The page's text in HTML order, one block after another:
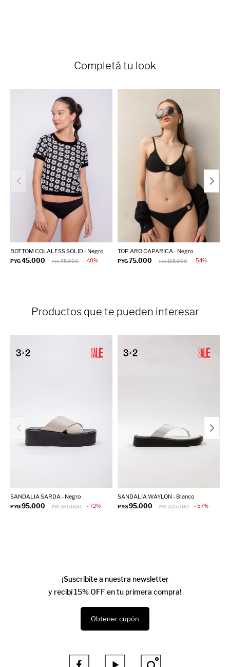
Completá tu look
BOTTOM COLALESS SOLID - Negro
PYG45.000 PYG 75.000 40
TOP ARO CAPARICA - Negro
PYG75.000 PYG 165.000 54
Productos que te pueden interesar
SANDALIA SARDA - Negro
PYG95.000 PYG 345.000 72
SANDALIA WAYLON - Blanco
PYG95.000 PYG 225.000 57
¡Suscribite a nuestra newsletter
y recibí 15% OFF en tu primera compra!
Obtener cupón